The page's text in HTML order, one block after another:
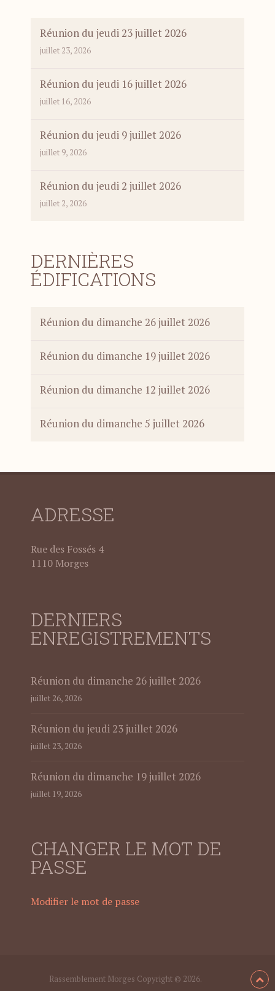
Réunion du jeudi 23 juillet 2026
juillet 23, 2026
Réunion du jeudi 16 juillet 2026
juillet 16, 2026
Réunion du jeudi 9 juillet 2026
juillet 9, 2026
Réunion du jeudi 2 juillet 2026
juillet 2, 2026
DERNIÈRES
ÉDIFICATIONS
Réunion du dimanche 26 juillet 2026
Réunion du dimanche 19 juillet 2026
Réunion du dimanche 12 juillet 2026
Réunion du dimanche 5 juillet 2026
ADRESSE
Rue des Fossés 4
1110 Morges
DERNIERS
ENREGISTREMENTS
Réunion du dimanche 26 juillet 2026
juillet 26, 2026
Réunion du jeudi 23 juillet 2026
juillet 23, 2026
Réunion du dimanche 19 juillet 2026
juillet 19, 2026
CHANGER LE MOT DE
PASSE
Modifier le mot de passe
Rassemblement Morges Copyright © 2026.